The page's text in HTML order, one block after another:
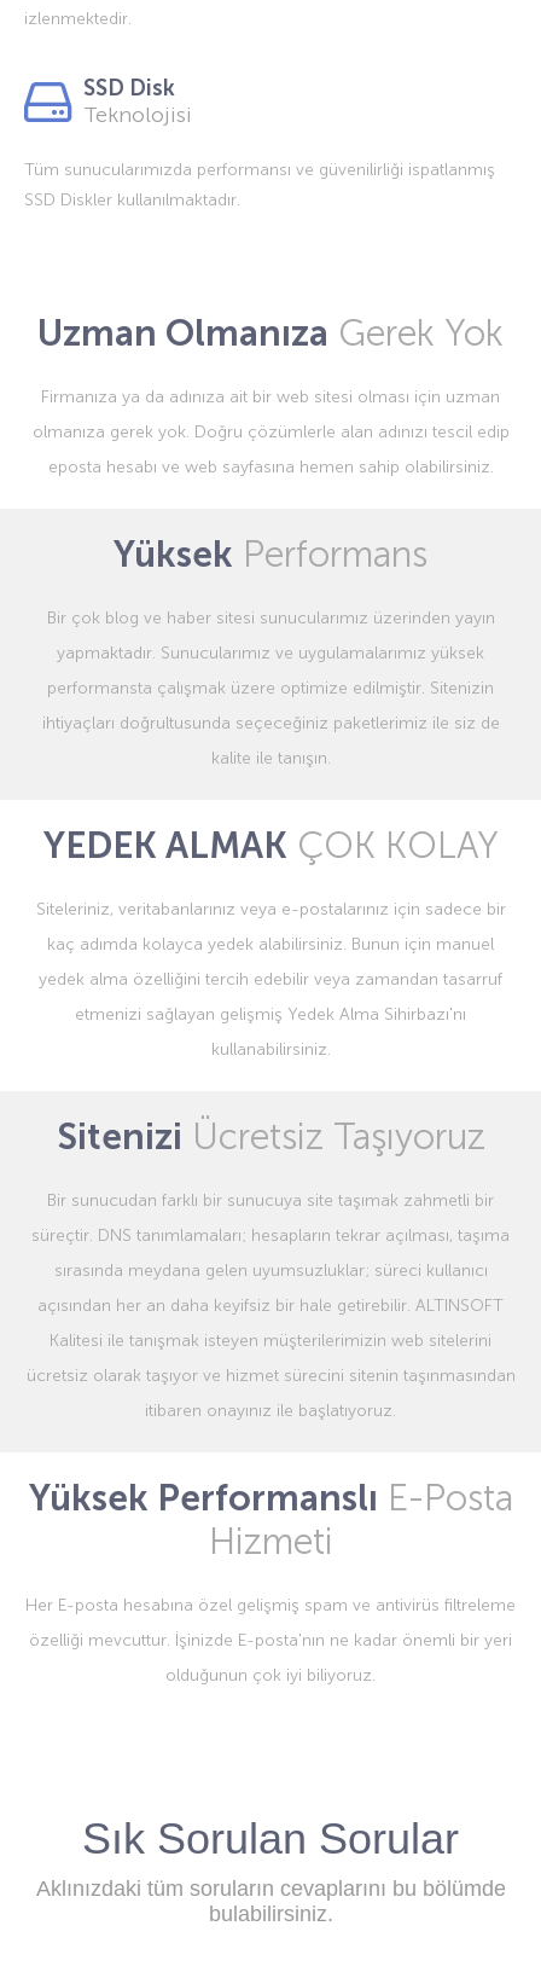
izlenmektedir.
SSD Disk
Teknolojisi
Tüm sunucularımızda performansı ve güvenilirliği ispatlanmış
SSD Diskler kullanılmaktadır.
Uzman Olmanıza Gerek Yok
Firmanıza ya da adınıza ait bir web sitesi olması için uzman
olmanıza gerek yok. Doğru çözümlerle alan adınızı tescil edip
eposta hesabı ve web sayfasına hemen sahip olabilirsiniz.
Yüksek Performans
Bir çok blog ve haber sitesi sunucularımız üzerinden yayın
yapmaktadır. Sunucularımız ve uygulamalarımız yüksek
performansta çalışmak üzere optimize edilmiştir. Sitenizin
ihtiyaçları doğrultusunda seçeceğiniz paketlerimiz ile siz de
kalite ile tanışın.
YEDEK ALMAK ÇOK KOLAY
Siteleriniz, veritabanlarınız veya e-postalarınız için sadece bir
kaç adımda kolayca yedek alabilirsiniz. Bunun için manuel
yedek alma özelliğini tercih edebilir veya zamandan tasarruf
etmenizi sağlayan gelişmiş Yedek Alma Sihirbazı'nı
kullanabilirsiniz.
Sitenizi Ücretsiz Taşıyoruz
Bir sunucudan farklı bir sunucuya site taşımak zahmetli bir
süreçtir. DNS tanımlamaları; hesapların tekrar açılması, taşıma
sırasında meydana gelen uyumsuzluklar; süreci kullanıcı
açısından her an daha keyifsiz bir hale getirebilir. ALTINSOFT
Kalitesi ile tanışmak isteyen müşterilerimizin web sitelerini
ücretsiz olarak taşıyor ve hizmet sürecini sitenin taşınmasından
itibaren onayınız ile başlatıyoruz.
Yüksek Performanslı E-Posta
Hizmeti
Her E-posta hesabına özel gelişmiş spam ve antivirüs filtreleme
özelliği mevcuttur. İşinizde E-posta'nın ne kadar önemli bir yeri
olduğunun çok iyi biliyoruz.
Sık Sorulan Sorular
Aklınızdaki tüm soruların cevaplarını bu bölümde
bulabilirsiniz.